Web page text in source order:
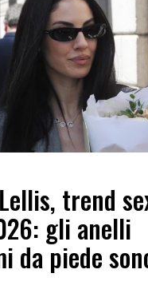
trend
gli anelli
da piede